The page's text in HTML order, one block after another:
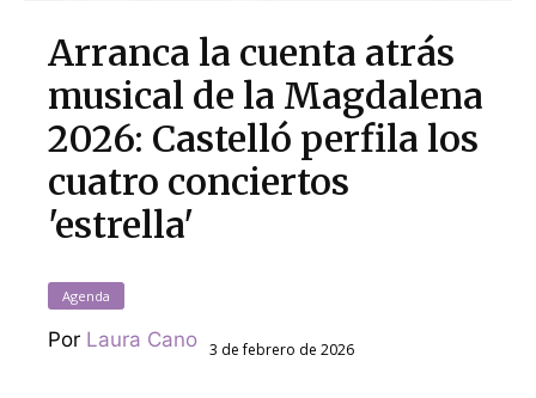
Arranca la cuenta atrás
musical de la Magdalena
2026: Castelló perfila los
cuatro conciertos
'estrella'
Agenda
Por Laura Cano 3 de febrero de 2026